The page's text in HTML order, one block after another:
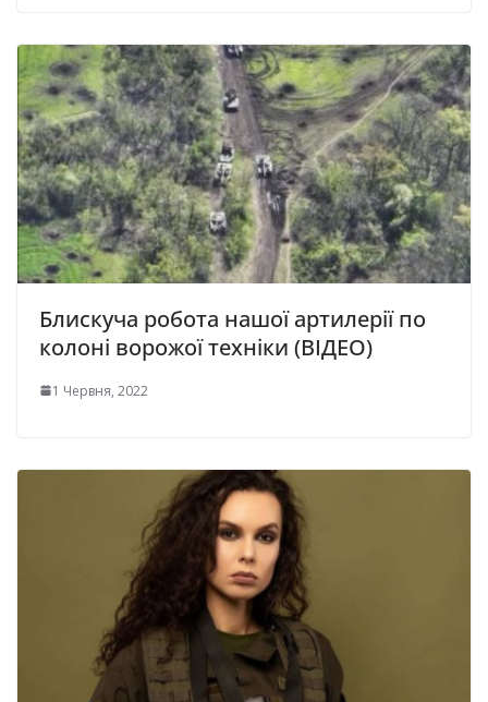
Блискуча робота нашої артилерії по
колоні ворожої техніки (ВІДЕО)
1 Червня, 2022